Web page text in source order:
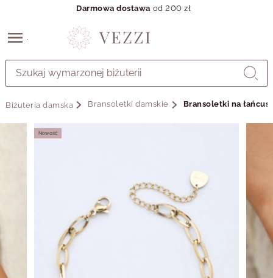
GŁÓWNEJ
MENU
UŻYTKOWNIKA
Darmowa dostawa od 200 zł
Biżuteria damska Bransoletki damskie Bransoletki na
Nowość